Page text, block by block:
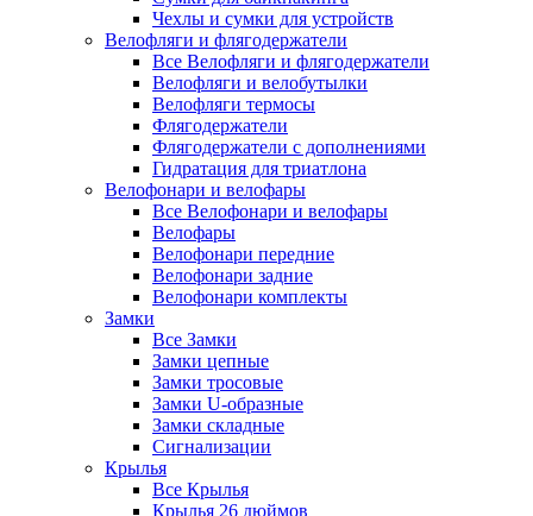
Чехлы и сумки для устройств
Велофляги и флягодержатели
Все Велофляги и флягодержатели
Велофляги и велобутылки
Велофляги термосы
Флягодержатели
Флягодержатели с дополнениями
Гидратация для триатлона
Велофонари и велофары
Все Велофонари и велофары
Велофары
Велофонари передние
Велофонари задние
Велофонари комплекты
Замки
Все Замки
Замки цепные
Замки тросовые
Замки U-образные
Замки складные
Сигнализации
Крылья
Все Крылья
Крылья 26 дюймов